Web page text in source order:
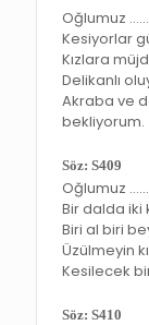
Oğlumuz
Kesiyorlar
Kızlara
Delikanlı
Akraba ve
bekliyorum.
Söz: S409
Oğlumuz
Bir dalda iki
Biri al biri
Üzülmeyin
Kesilecek
Söz: S410